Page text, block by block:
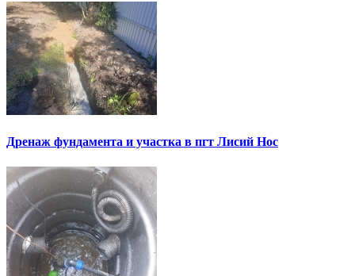
Дренаж фундамента и участка в пгт Лисий Нос